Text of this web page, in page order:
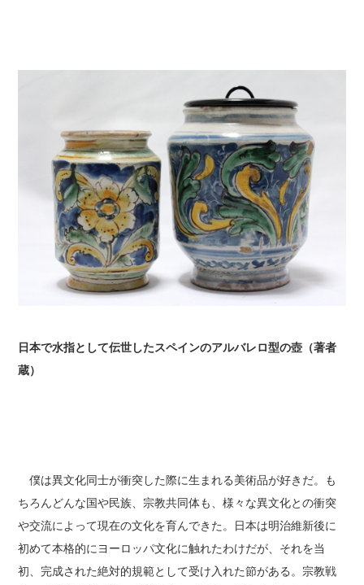
日本で水指として伝世したスペインのアルバレロ型の壺（著者
蔵）
僕は異文化同士が衝突した際に生まれる美術品が好きだ。も
ちろんどんな国や民族、宗教共同体も、様々な異文化との衝突
や交流によって現在の文化を育んできた。日本は明治維新後に
初めて本格的にヨーロッパ文化に触れたわけだが、それを当
初、完成された絶対的規範として受け入れた節がある。宗教戦